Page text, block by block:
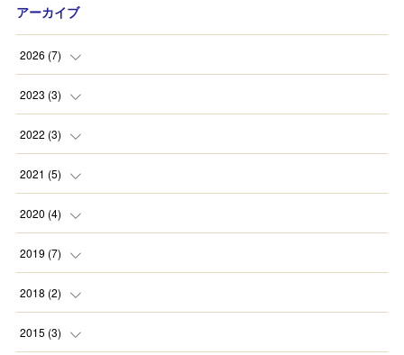
アーカイブ
2026 (7)
( )
( )
(
2023 (3)
( )
( )
2022 (3)
( )
( )
(
2021 (5)
( )
( )
(
(
2020 (4)
( )
( )
(
2019 (7)
( )
( )
2018 (2)
( )
2015 (3)